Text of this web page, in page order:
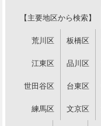
【主要地区から検索】
荒川区 板橋区
江東区 品川区
世田谷区 台東区
練馬区 文京区